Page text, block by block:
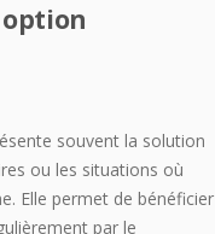
souvent la solution
ou les situations où
Elle permet de bénéficier
par le